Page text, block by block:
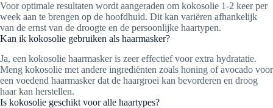
Voor optimale resultaten wordt aangeraden om kokosolie 1-2 keer per
week aan te brengen op de hoofdhuid. Dit kan variëren afhankelijk
van de ernst van de droogte en de persoonlijke haartypen.
Kan ik kokosolie gebruiken als haarmasker?
Ja, een kokosolie haarmasker is zeer effectief voor extra hydratatie.
Meng kokosolie met andere ingrediënten zoals honing of avocado voor
een voedend haarmasker dat de haargroei kan bevorderen en droog
haar kan herstellen.
Is kokosolie geschikt voor alle haartypes?